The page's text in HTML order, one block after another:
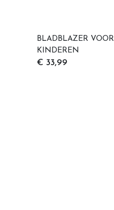
BLADBLAZER VOOR
KINDEREN
€ 33,99